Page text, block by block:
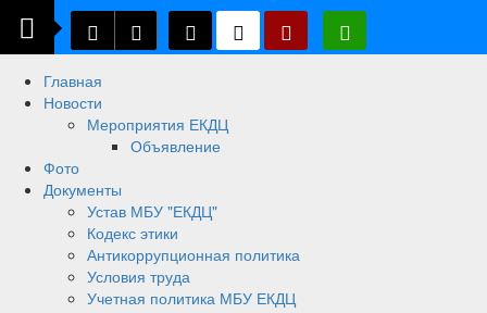
Главная
Новости
Мероприятия ЕКДЦ
Объявление
Фото
Документы
Устав МБУ "ЕКДЦ"
Кодекс этики
Антикоррупционная политика
Условия труда
Учетная политика МБУ ЕКДЦ